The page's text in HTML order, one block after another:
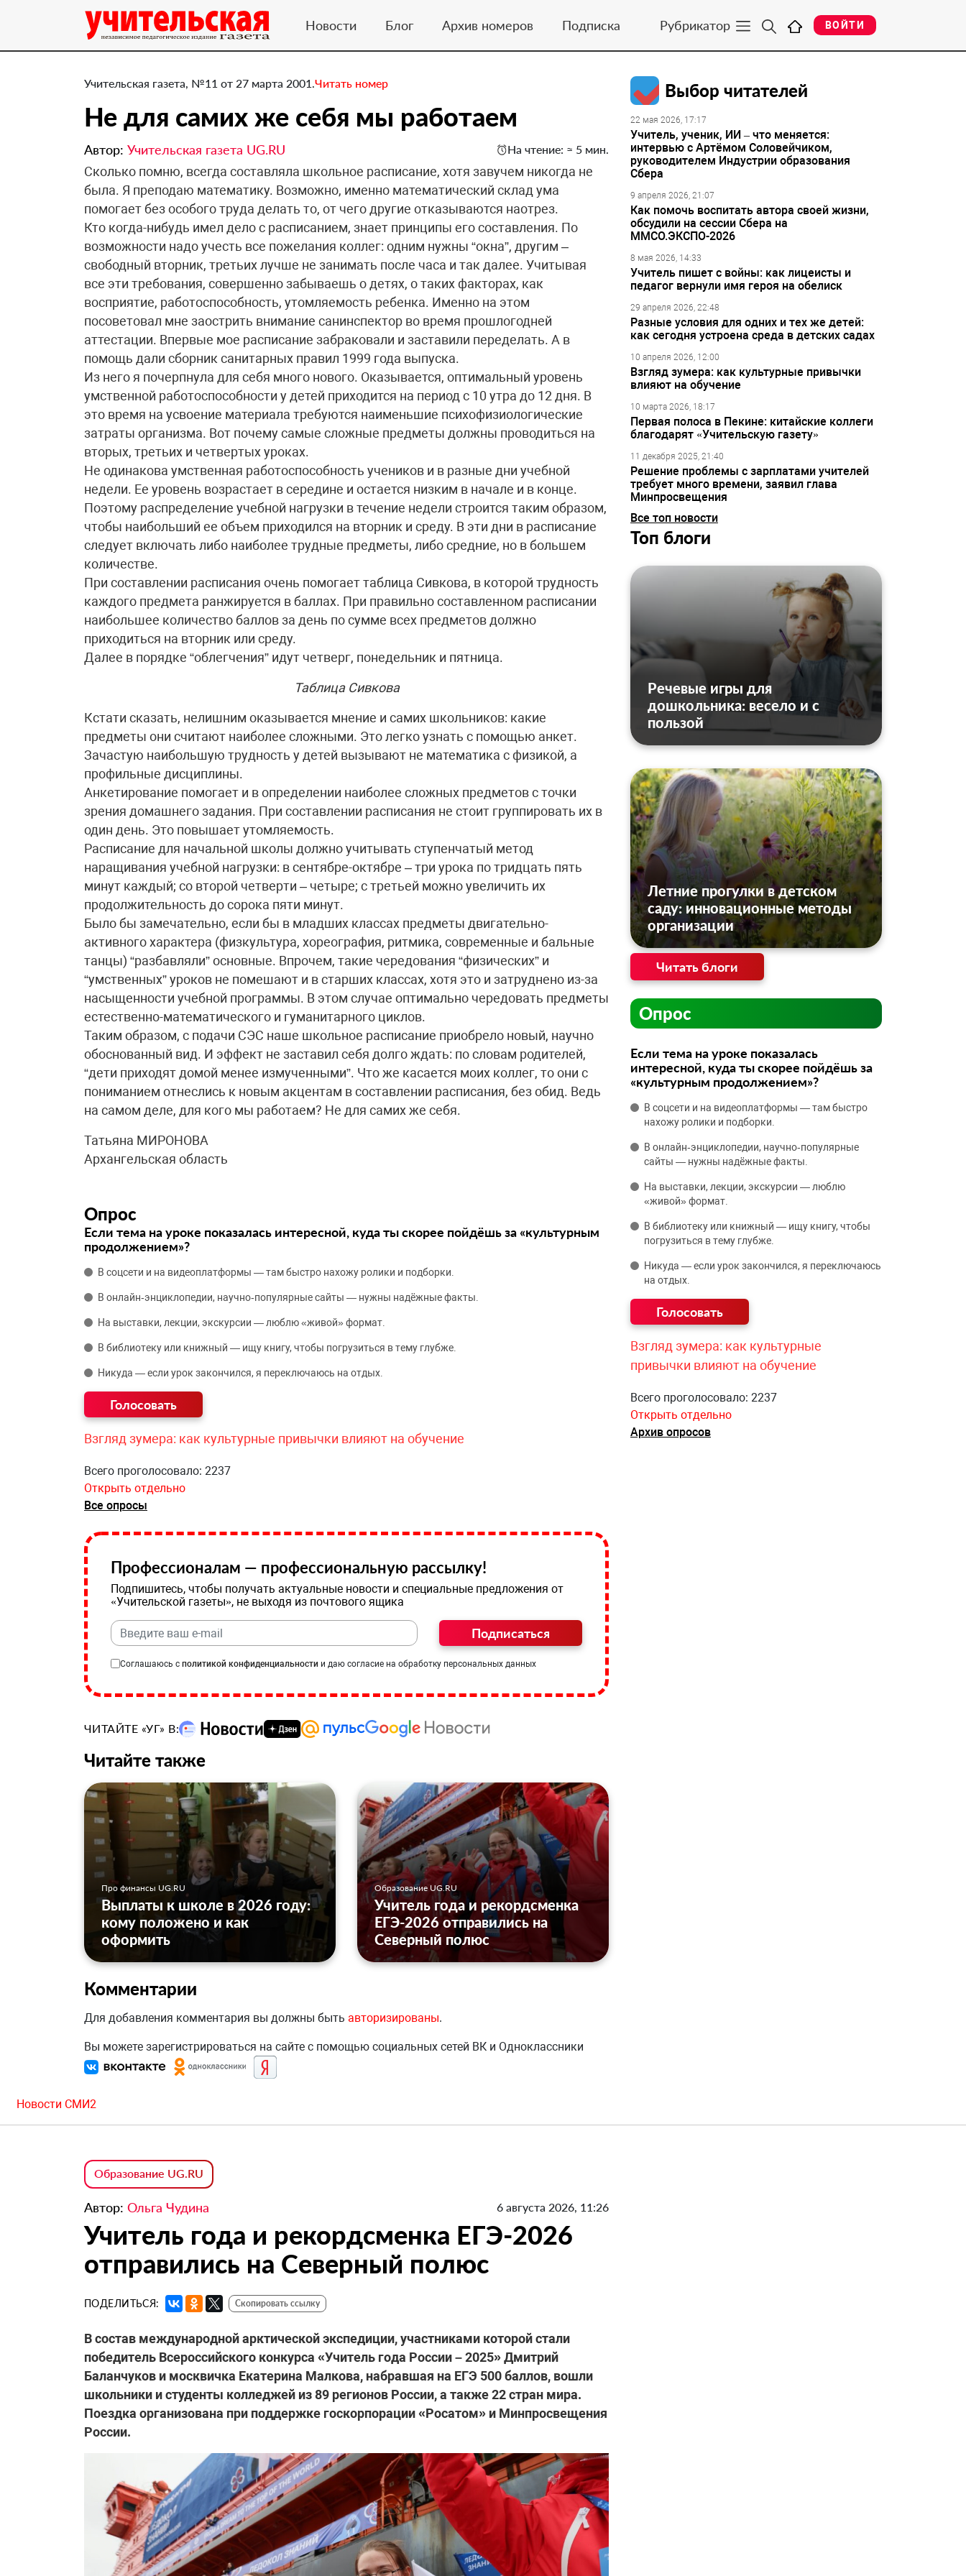
Новости Блог Архив номеров Подписка Рубрикатор ВОЙТИ
Учительская газета, №11 от 27 марта 2001.Читать номер
Не для самих же себя мы работаем
Автор: Учительская газета UG.RU На чтение: ≈ 5 мин.
Сколько помню, всегда составляла школьное расписание, хотя завучем никогда не
была. Я преподаю математику. Возможно, именно математический склад ума
помогает без особого труда делать то, от чего другие отказываются наотрез.
Кто когда-нибудь имел дело с расписанием, знает принципы его составления. По
возможности надо учесть все пожелания коллег: одним нужны “окна”, другим –
свободный вторник, третьих лучше не занимать после часа и так далее. Учитывая
все эти требования, совершенно забываешь о детях, о таких факторах, как
восприятие, работоспособность, утомляемость ребенка. Именно на этом
посоветовал мне заострить внимание санинспектор во время прошлогодней
аттестации. Впервые мое расписание забраковали и заставили переделать. А в
помощь дали сборник санитарных правил 1999 года выпуска.
Из него я почерпнула для себя много нового. Оказывается, оптимальный уровень
умственной работоспособности у детей приходится на период с 10 утра до 12 дня. В
это время на усвоение материала требуются наименьшие психофизиологические
затраты организма. Вот почему самые сложные предметы должны проводиться на
вторых, третьих и четвертых уроках.
Не одинакова умственная работоспособность учеников и в разные дни учебной
недели. Ее уровень возрастает в середине и остается низким в начале и в конце.
Поэтому распределение учебной нагрузки в течение недели строится таким образом,
чтобы наибольший ее объем приходился на вторник и среду. В эти дни в расписание
следует включать либо наиболее трудные предметы, либо средние, но в большем
количестве.
При составлении расписания очень помогает таблица Сивкова, в которой трудность
каждого предмета ранжируется в баллах. При правильно составленном расписании
наибольшее количество баллов за день по сумме всех предметов должно
приходиться на вторник или среду.
Далее в порядке “облегчения” идут четверг, понедельник и пятница.
Таблица Сивкова
Кстати сказать, нелишним оказывается мнение и самих школьников: какие
предметы они считают наиболее сложными. Это легко узнать с помощью анкет.
Зачастую наибольшую трудность у детей вызывают не математика с физикой, а
профильные дисциплины.
Анкетирование помогает и в определении наиболее сложных предметов с точки
зрения домашнего задания. При составлении расписания не стоит группировать их в
один день. Это повышает утомляемость.
Расписание для начальной школы должно учитывать ступенчатый метод
наращивания учебной нагрузки: в сентябре-октябре – три урока по тридцать пять
минут каждый; со второй четверти – четыре; с третьей можно увеличить их
продолжительность до сорока пяти минут.
Было бы замечательно, если бы в младших классах предметы двигательно-
активного характера (физкультура, хореография, ритмика, современные и бальные
танцы) “разбавляли” основные. Впрочем, такие чередования “физических” и
“умственных” уроков не помешают и в старших классах, хотя это и затруднено из-за
насыщенности учебной программы. В этом случае оптимально чередовать предметы
естественно-математического и гуманитарного циклов.
Таким образом, с подачи СЭС наше школьное расписание приобрело новый, научно
обоснованный вид. И эффект не заставил себя долго ждать: по словам родителей,
“дети приходят домой менее измученными”. Что же касается моих коллег, то они с
пониманием отнеслись к новым акцентам в составлении расписания, без обид. Ведь
на самом деле, для кого мы работаем? Не для самих же себя.
Татьяна МИРОНОВА
Архангельская область
Опрос
Если тема на уроке показалась интересной, куда ты скорее пойдёшь за «культурным
продолжением»?
В соцсети и на видеоплатформы — там быстро нахожу ролики и подборки.
В онлайн‑энциклопедии, научно‑популярные сайты — нужны надёжные факты.
На выставки, лекции, экскурсии — люблю «живой» формат.
В библиотеку или книжный — ищу книгу, чтобы погрузиться в тему глубже.
Никуда — если урок закончился, я переключаюсь на отдых.
Взгляд зумера: как культурные привычки влияют на обучение
Всего проголосовало: 2237
Открыть отдельно
Все опросы
Профессионалам — профессиональную рассылку!
Подпишитесь, чтобы получать актуальные новости и специальные предложения от
«Учительской газеты», не выходя из почтового ящика
Подписаться
Соглашаюсь с политикой конфиденциальности и даю согласие на обработку персональных данных
ЧИТАЙТЕ «УГ» В:
Читайте также
Про финансы UG.RU
Выплаты к школе в 2026 году:
кому положено и как
оформить
Образование UG.RU
Учитель года и рекордсменка
ЕГЭ-2026 отправились на
Северный полюс
Комментарии
Для добавления комментария вы должны быть авторизированы.
Вы можете зарегистрироваться на сайте с помощью социальных сетей ВК и Одноклассники
Выбор читателей
22 мая 2026, 17:17
Учитель, ученик, ИИ – что меняется:
интервью с Артёмом Соловейчиком,
руководителем Индустрии образования
Сбера
9 апреля 2026, 21:07
Как помочь воспитать автора своей жизни,
обсудили на сессии Сбера на
ММСО.ЭКСПО-2026
8 мая 2026, 14:33
Учитель пишет с войны: как лицеисты и
педагог вернули имя героя на обелиск
29 апреля 2026, 22:48
Разные условия для одних и тех же детей:
как сегодня устроена среда в детских садах
10 апреля 2026, 12:00
Взгляд зумера: как культурные привычки
влияют на обучение
10 марта 2026, 18:17
Первая полоса в Пекине: китайские коллеги
благодарят «Учительскую газету»
11 декабря 2025, 21:40
Решение проблемы с зарплатами учителей
требует много времени, заявил глава
Минпросвещения
Все топ новости
Топ блоги
Речевые игры для
дошкольника: весело и с
пользой
Летние прогулки в детском
саду: инновационные методы
организации
Читать блоги
Опрос
Если тема на уроке показалась
интересной, куда ты скорее пойдёшь за
«культурным продолжением»?
В соцсети и на видеоплатформы — там быстро
нахожу ролики и подборки.
В онлайн‑энциклопедии, научно‑популярные
сайты — нужны надёжные факты.
На выставки, лекции, экскурсии — люблю
«живой» формат.
В библиотеку или книжный — ищу книгу, чтобы
погрузиться в тему глубже.
Никуда — если урок закончился, я переключаюсь
на отдых.
Взгляд зумера: как культурные
привычки влияют на обучение
Всего проголосовало: 2237
Открыть отдельно
Архив опросов
Новости СМИ2
Образование UG.RU
Автор: Ольга Чудина 6 августа 2026, 11:26
Учитель года и рекордсменка ЕГЭ-2026
отправились на Северный полюс
ПОДЕЛИТЬСЯ: Скопировать ссылку
В состав международной арктической экспедиции, участниками которой стали
победитель Всероссийского конкурса «Учитель года России – 2025» Дмитрий
Баланчуков и москвичка Екатерина Малкова, набравшая на ЕГЭ 500 баллов, вошли
школьники и студенты колледжей из 89 регионов России, а также 22 стран мира.
Поездка организована при поддержке госкорпорации «Росатом» и Минпросвещения
России.